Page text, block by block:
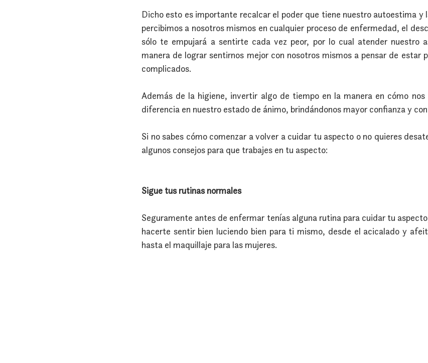
Dicho esto es importante recalcar el poder que tiene nuestro autoestima y
percibimos a nosotros mismos en cualquier proceso de enfermedad, el
sólo te empujará a sentirte cada vez peor, por lo cual atender nuestro
manera de lograr sentirnos mejor con nosotros mismos a pensar de estar
complicados.
Además de la higiene, invertir algo de tiempo en la manera en cómo nos
diferencia en nuestro estado de ánimo, brindándonos mayor confianza y
Si no sabes cómo comenzar a volver a cuidar tu aspecto o no quieres
algunos consejos para que trabajes en tu aspecto:
Sigue tus rutinas normales
Seguramente antes de enfermar tenías alguna rutina para cuidar tu
hacerte sentir bien luciendo bien para ti mismo, desde el acicalado y
hasta el maquillaje para las mujeres.